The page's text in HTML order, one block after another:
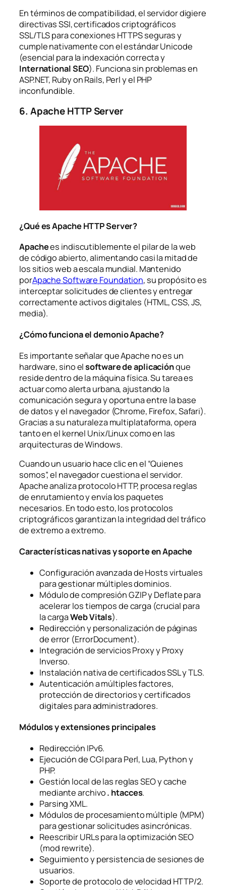
En términos de compatibilidad, el servidor digiere
directivas SSI, certificados criptográficos
SSL/TLS para conexiones HTTPS seguras y
cumple nativamente con el estándar Unicode
(esencial para la indexación correcta y
International SEO). Funciona sin problemas en
ASP.NET, Ruby on Rails, Perl y el PHP
inconfundible.
6. Apache HTTP Server
¿Qué es Apache HTTP Server?
Apachees indiscutiblemente el pilar de la web
de código abierto, alimentando casi la mitad de
los sitios web a escala mundial. Mantenido
porApache Software Foundation, su propósito es
interceptar solicitudes de clientes y entregar
correctamente activos digitales (HTML, CSS, JS,
media).
¿Cómo funciona el demonio Apache?
Es importante señalar que Apache no es un
hardware, sino elsoftware de aplicaciónque
reside dentro de la máquina física. Su tarea es
actuar como alerta urbana, ajustando la
comunicación segura y oportuna entre la base
de datos y el navegador (Chrome, Firefox, Safari).
Gracias a su naturaleza multiplataforma, opera
tanto en el kernel Unix/Linux como en las
arquitecturas de Windows.
Cuando un usuario hace clic en el “Quienes
somos”, el navegador cuestiona el servidor.
Apache analiza protocolo HTTP, procesa reglas
de enrutamiento y envía los paquetes
necesarios. En todo esto, los protocolos
criptográficos garantizan la integridad del tráfico
de extremo a extremo.
Características nativas y soporte en Apache
Configuración avanzada deHosts virtuales
para gestionar múltiples dominios.
Módulo de compresión GZIP y Deflate para
acelerar los tiempos de carga (crucial para
la cargaWeb Vitals).
Redirección y personalización de páginas
de error (ErrorDocument).
Integración de servicios Proxy y Proxy
Inverso.
Instalación nativa de certificados SSL y TLS.
Autenticación a múltiples factores,
protección de directorios y certificados
digitales para administradores.
Módulos y extensiones principales
Redirección IPv6.
Ejecución de CGI para Perl, Lua, Python y
PHP.
Gestión local de las reglas SEO y cache
mediante archivo. htacces.
Parsing XML.
Módulos de procesamiento múltiple (MPM)
para gestionar solicitudes asincrónicas.
Reescribir URLs para la optimización SEO
(mod rewrite).
Seguimiento y persistencia de sesiones de
usuarios.
Soporte de protocolo de velocidad HTTP/2.